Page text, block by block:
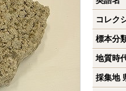
コレク
標本分
地質時
採集地